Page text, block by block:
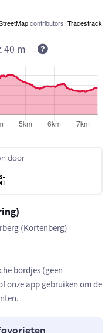
contributors, Tracestrack
door
(Kortenberg)
bordjes (geen
onze app gebruiken om de
40 m